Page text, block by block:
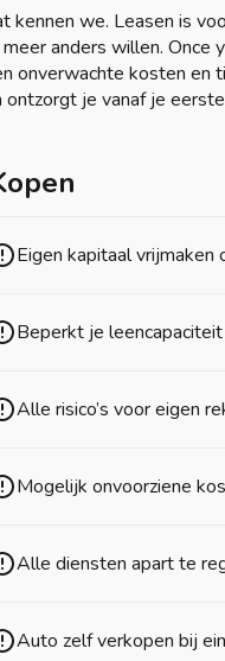
we. Leasen is
anders willen. Once
onverwachte kosten en
ontzorgt je vanaf je
Eigen kapitaal vrijmaken
Beperkt je leencapaciteit
Alle risico’s voor eigen
Mogelijk onvoorziene
Alle diensten apart te
Auto zelf verkopen bij